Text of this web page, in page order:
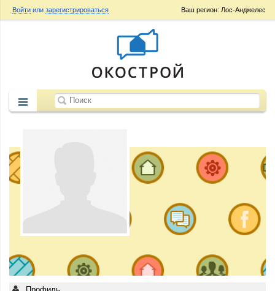
Ваш регион: Лос-Анджелес
Войти или зарегистрироваться